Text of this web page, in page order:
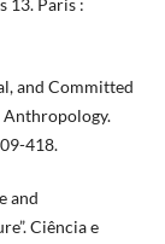
13. Paris :
and Committed
Anthropology.
418.
and
Ciência e